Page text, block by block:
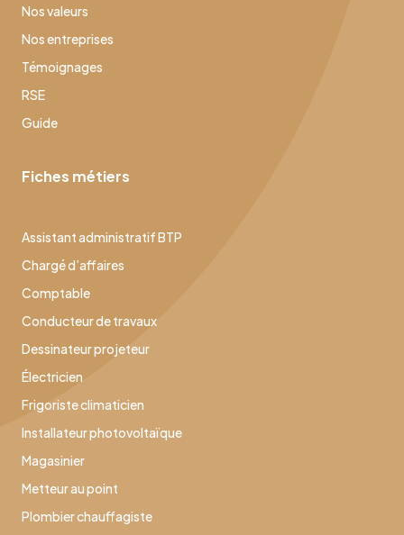
Nos valeurs
Nos entreprises
Témoignages
RSE
Guide
Fiches métiers
Assistant administratif BTP
Chargé d’affaires
Comptable
Conducteur de travaux
Dessinateur projeteur
Électricien
Frigoriste climaticien
Installateur photovoltaïque
Magasinier
Metteur au point
Plombier chauffagiste